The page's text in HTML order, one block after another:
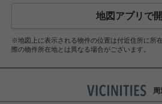
地図アプリで
※地図上に表示される物件の位置は付近住所に所
際の物件所在地とは異なる場合がございます。